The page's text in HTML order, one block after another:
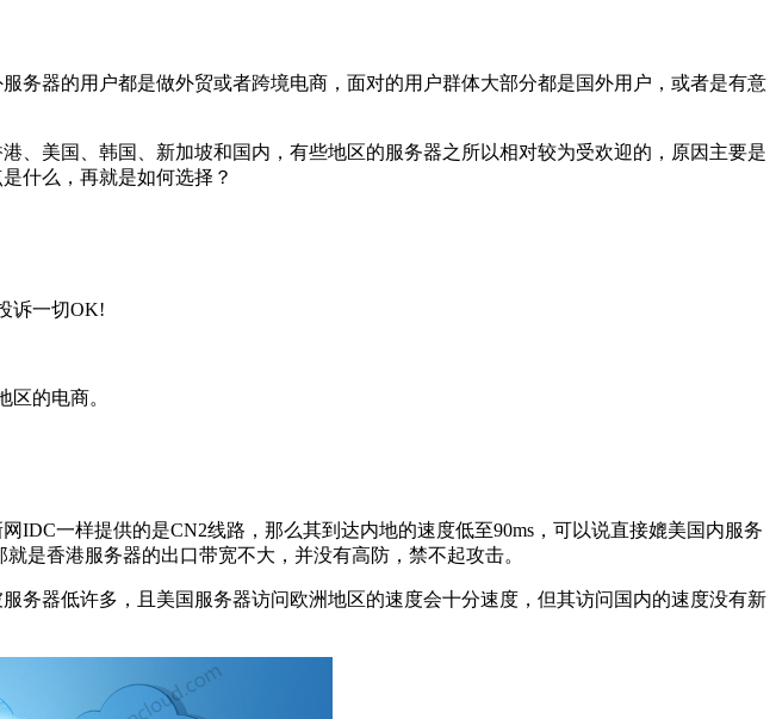
器的用户都是做外贸或者跨境电商，面对的用户群体大部分都是国外用户，或者是有意
美国、韩国、新加坡和国内，有些地区的服务器之所以相对较为受欢迎的，原因主要是
什么，再就是如何选择？
诉一切OK!
区的电商。
一样提供的是CN2线路，那么其到达内地的速度低至90ms，可以说直接媲美国内服务
是香港服务器的出口带宽不大，并没有高防，禁不起攻击。
器低许多，且美国服务器访问欧洲地区的速度会十分速度，但其访问国内的速度没有新